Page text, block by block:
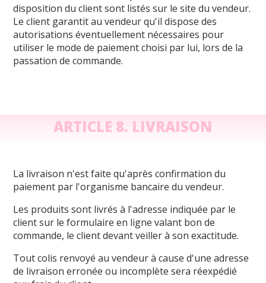
disposition du client sont listés sur le site du vendeur.
Le client garantit au vendeur qu'il dispose des
autorisations éventuellement nécessaires pour
utiliser le mode de paiement choisi par lui, lors de la
passation de commande.
ARTICLE 8. LIVRAISON
La livraison n'est faite qu'après confirmation du
paiement par l'organisme bancaire du vendeur.
Les produits sont livrés à l'adresse indiquée par le
client sur le formulaire en ligne valant bon de
commande, le client devant veiller à son exactitude.
Tout colis renvoyé au vendeur à cause d'une adresse
de livraison erronée ou incomplète sera réexpédié